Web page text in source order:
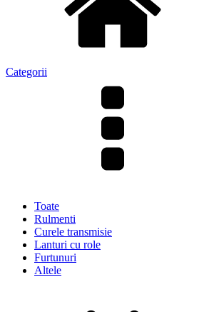
Categorii
Toate
Rulmenti
Curele transmisie
Lanturi cu role
Furtunuri
Altele